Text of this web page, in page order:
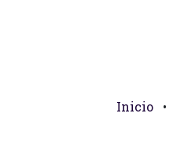
Inicio •